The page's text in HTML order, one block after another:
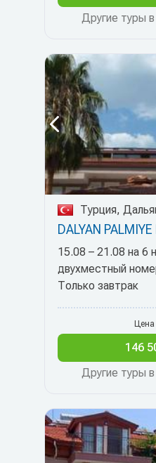
Другие туры
Турция,
DALYAN
15.08 – 21.08 на 6
двухместный
Только завтрак
Другие туры
Цена
146